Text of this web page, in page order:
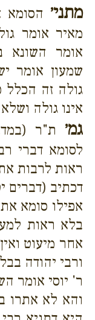
מתני׳ הסומא
מאיר אומר
אומר השונא
שמעון אומר
גולה זה הכלל
אינו גולה
גמ׳ ת"ר
לסומא דברי
ראות לרבות
דכתיב (דברים
אפילו סומא
בלא ראות
אחר מיעוט
ורבי יהודה
ר' יוסי אומר
והא לא אתרו